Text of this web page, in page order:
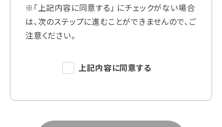
※「上記内容に同意する」 にチェックがない場合
は、次のステップに進むことができませんので、ご
注意ください。
上記内容に同意する